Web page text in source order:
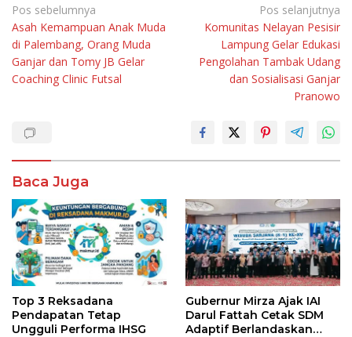
Navigasi
pos
Pos sebelumnya
Asah Kemampuan Anak Muda
di Palembang, Orang Muda
Ganjar dan Tomy JB Gelar
Coaching Clinic Futsal
Pos selanjutnya
Komunitas Nelayan Pesisir
Lampung Gelar Edukasi
Pengolahan Tambak Udang
dan Sosialisasi Ganjar
Pranowo
Baca Juga
Top 3 Reksadana
Pendapatan Tetap
Ungguli Performa IHSG
Gubernur Mirza Ajak IAI
Darul Fattah Cetak SDM
Adaptif Berlandaskan